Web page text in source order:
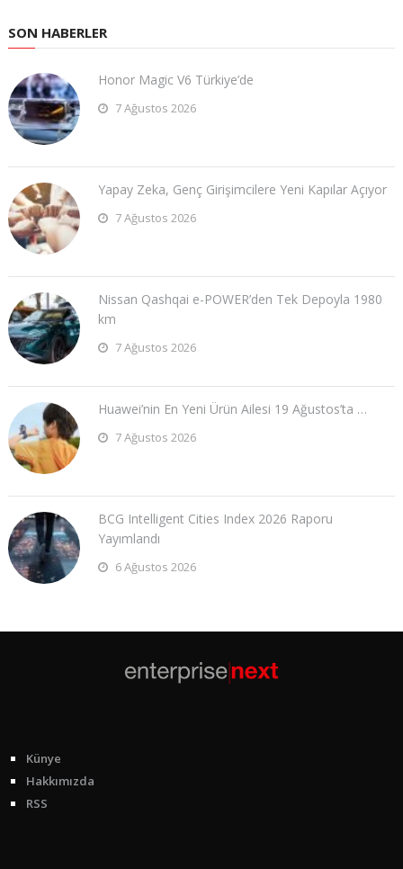
SON HABERLER
Honor Magic V6 Türkiye’de
7 Ağustos 2026
Yapay Zeka, Genç Girişimcilere Yeni Kapılar Açıyor
7 Ağustos 2026
Nissan Qashqai e-POWER’den Tek Depoyla 1980
km
7 Ağustos 2026
Huawei’nin En Yeni Ürün Ailesi 19 Ağustos’ta …
7 Ağustos 2026
BCG Intelligent Cities Index 2026 Raporu
Yayımlandı
6 Ağustos 2026
Künye
Hakkımızda
RSS